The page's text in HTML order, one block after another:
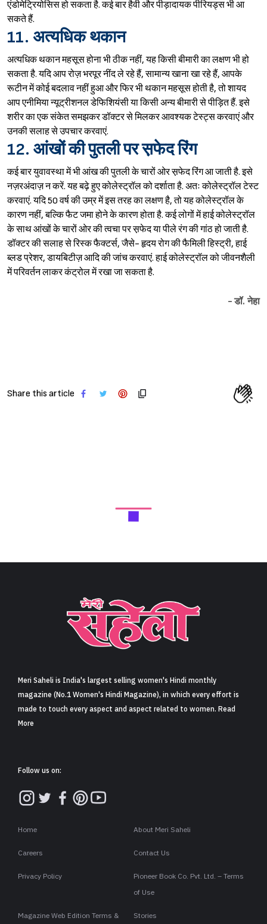
एंडोमेट्रियोसिस हो सकता है. कई बार हैवी और पीड़ादायक पीरियड्स भी आ
सकते हैं.
11. अत्यधिक थकान
अत्यधिक थकान महसूस होना भी ठीक नहीं, यह किसी बीमारी का लक्षण भी हो
सकता है. यदि आप रोज़ भरपूर नींद ले रहे हैं, सामान्य खाना खा रहे हैं, आपके
रूटीन में कोई बदलाव नहीं हुआ और फिर भी थकान महसूस होती है, तो शायद
आप एनीमिया न्यूट्रीशनल डेफिशियंसी या किसी अन्य बीमारी से पीड़ित हैं. इसे
शरीर का एक संकेत समझकर डॉक्टर से मिलकर आवश्यक टेस्ट्स करवाएं और
उनकी सलाह से उपचार करवाएं.
12. आंखों की पुतली पर स़फेद रिंग
कई बार युवावस्था में भी आंख की पुतली के चारों ओर स़फेद रिंग आ जाती है. इसे
नज़रअंदाज़ न करें. यह बढ़े हुए कोलेस्ट्रॉल को दर्शाता है. अतः कोलेस्ट्रॉल टेस्ट
करवाएं. यदि 50 वर्ष की उम्र में इस तरह का लक्षण है, तो यह कोलेस्ट्रॉल के
कारण नहीं, बल्कि फैट जमा होने के कारण होता है. कई लोगों में हाई कोलेस्ट्रॉल
के साथ आंखों के चारों ओर की त्वचा पर स़फेद या पीले रंग की गांठ हो जाती है.
डॉक्टर की सलाह से रिस्क फैक्टर्स, जैसे- हृदय रोग की फैमिली हिस्ट्री, हाई
ब्लड प्रेशर, डायबिटीज़ आदि की जांच करवाएं. हाई कोलेस्ट्रॉल को जीवनशैली
में परिवर्तन लाकर कंट्रोल में रखा जा सकता है.
- डॉ. नेहा
Share this article
Meri Saheli is India's largest selling women's Hindi monthly
magazine (No.1 Women's Hindi Magazine), in which every effort is
made to touch every aspect and aspect related to women. Read
More
Follow us on:
Home About Meri Saheli
Careers Contact Us
Privacy Policy
Pioneer Book Co. Pvt. Ltd. – Terms
of Use
Magazine Web Edition Terms & Stories